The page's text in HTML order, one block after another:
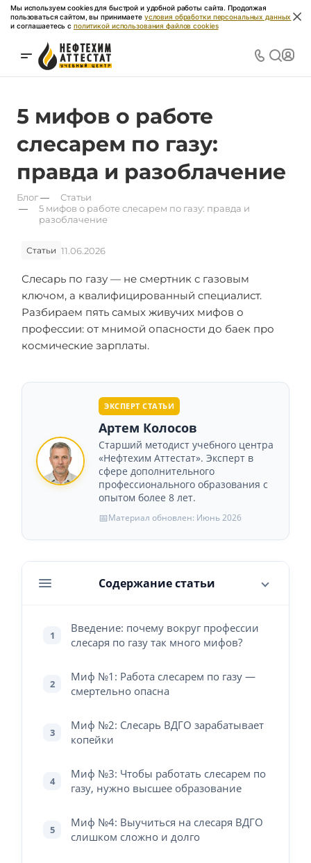
Мы используем cookies для быстрой и удобной работы сайта. Продолжая
пользоваться сайтом, вы принимаете условия обработки персональных данных
и соглашаетесь с политикой использования файлов cookies
5 мифов о работе
слесарем по газу:
правда и разоблачение
Блог—
Статьи
—
5 мифов о работе слесарем по газу: правда и
разоблачение
Статьи 11.06.2026
Слесарь по газу — не смертник с газовым
ключом, а квалифицированный специалист.
Разбираем пять самых живучих мифов о
профессии: от мнимой опасности до баек про
космические зарплаты.
ЭКСПЕРТ СТАТЬИ
Артем Колосов
Старший методист учебного центра
«Нефтехим Аттестат». Эксперт в
сфере дополнительного
профессионального образования с
опытом более 8 лет.
📅Материал обновлен: Июнь 2026
Содержание статьи
1
Введение: почему вокруг профессии
слесаря по газу так много мифов?
2
Миф №1: Работа слесарем по газу —
смертельно опасна
3
Миф №2: Слесарь ВДГО зарабатывает
копейки
4
Миф №3: Чтобы работать слесарем по
газу, нужно высшее образование
5
Миф №4: Выучиться на слесаря ВДГО
слишком сложно и долго